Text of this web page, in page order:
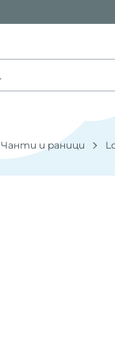
Чанти и раници